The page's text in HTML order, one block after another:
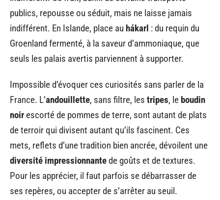
publics, repousse ou séduit, mais ne laisse jamais
indifférent. En Islande, place au hákarl : du requin du
Groenland fermenté, à la saveur d’ammoniaque, que
seuls les palais avertis parviennent à supporter.
Impossible d’évoquer ces curiosités sans parler de la
France. L’andouillette, sans filtre, les tripes, le boudin
noir escorté de pommes de terre, sont autant de plats
de terroir qui divisent autant qu’ils fascinent. Ces
mets, reflets d’une tradition bien ancrée, dévoilent une
diversité impressionnantede goûts et de textures.
Pour les apprécier, il faut parfois se débarrasser de
ses repères, ou accepter de s’arrêter au seuil.